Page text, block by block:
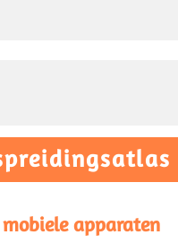
apparaten